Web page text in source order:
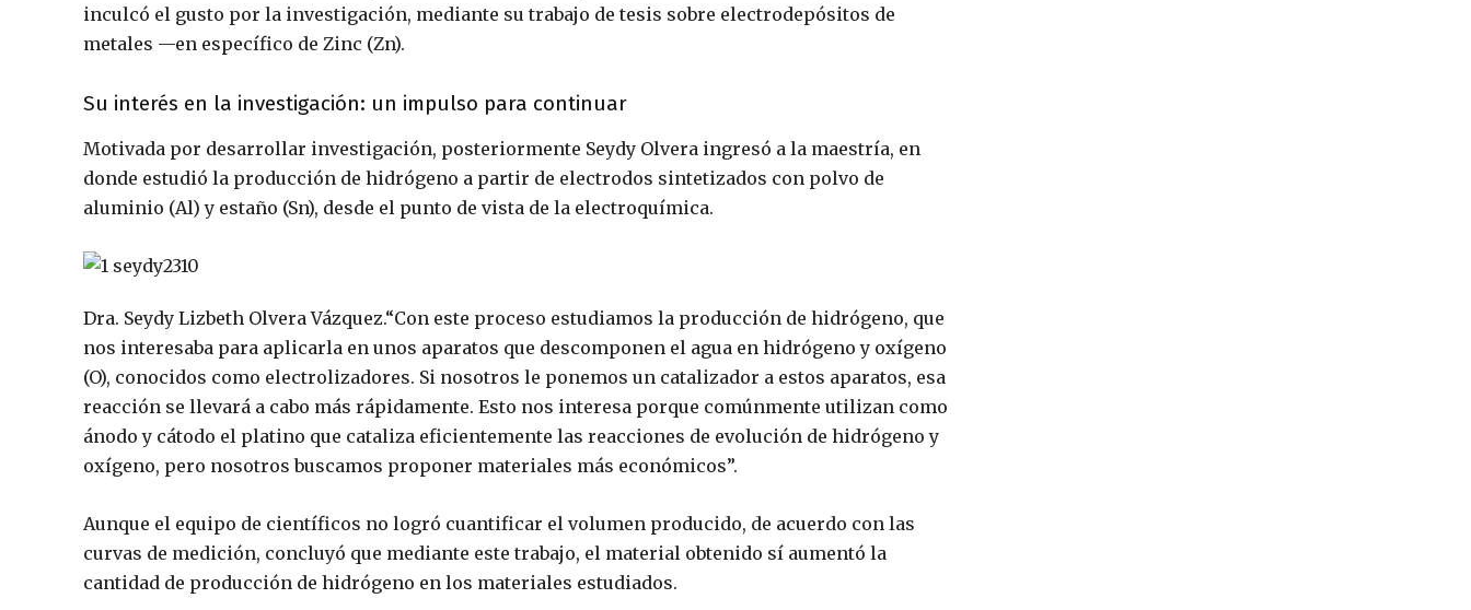
inculcó el gusto por la investigación, mediante su trabajo de tesis sobre electrodepósitos de
metales —en específico de Zinc (Zn).
Su interés en la investigación: un impulso para continuar
Motivada por desarrollar investigación, posteriormente Seydy Olvera ingresó a la maestría, en
donde estudió la producción de hidrógeno a partir de electrodos sintetizados con polvo de
aluminio (Al) y estaño (Sn), desde el punto de vista de la electroquímica.
Dra. Seydy Lizbeth Olvera Vázquez.“Con este proceso estudiamos la producción de hidrógeno, que
nos interesaba para aplicarla en unos aparatos que descomponen el agua en hidrógeno y oxígeno
(O), conocidos como electrolizadores. Si nosotros le ponemos un catalizador a estos aparatos, esa
reacción se llevará a cabo más rápidamente. Esto nos interesa porque comúnmente utilizan como
ánodo y cátodo el platino que cataliza eficientemente las reacciones de evolución de hidrógeno y
oxígeno, pero nosotros buscamos proponer materiales más económicos”.
Aunque el equipo de científicos no logró cuantificar el volumen producido, de acuerdo con las
curvas de medición, concluyó que mediante este trabajo, el material obtenido sí aumentó la
cantidad de producción de hidrógeno en los materiales estudiados.